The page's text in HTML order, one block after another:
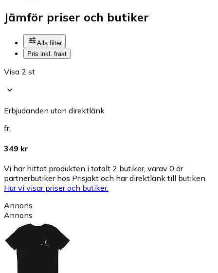
Jämför priser och butiker
Alla filter
Pris inkl. frakt
Visa 2 st
Erbjudanden utan direktlänk
fr.
349 kr
Vi har hittat produkten i totalt 2 butiker, varav 0 är
partnerbutiker hos Prisjakt och har direktlänk till butiken.
Hur vi visar priser och butiker.
Annons
Annons